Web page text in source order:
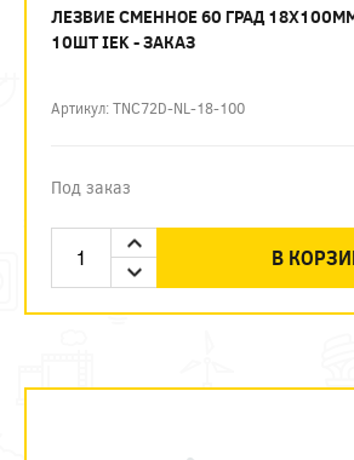
ЛЕЗВИЕ СМЕННОЕ 60 ГРАД
10ШТ IEK - ЗАКАЗ
Артикул: TNC72D-NL-18-100
Под заказ
В